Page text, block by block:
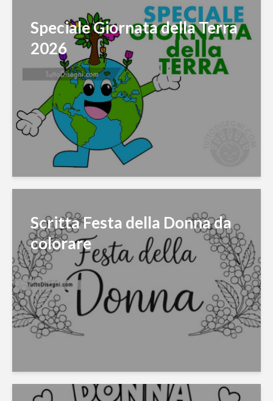
Speciale Giornata della Terra
2026
Scritta Festa della Donna da
colorare